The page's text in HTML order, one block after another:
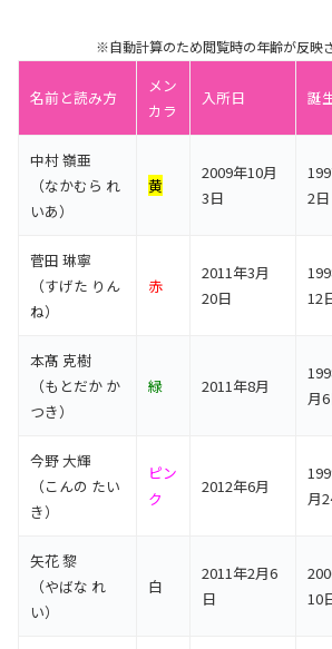
※自動計算のため閲覧時の年齢が反映
名前と読み方
メン
カラ
入所日 誕
中村 嶺亜
（なかむら れ
いあ）
黄
2009年10月
3日
2日
菅田 琳寧
（すげた りん
ね）
赤
2011年3月
20日
12
本髙 克樹
（もとだか か
つき）
緑 2011年8月
月
今野 大輝
（こんの たい
き）
ピン
ク
2012年6月
月
矢花 黎
（やばな れ
い）
白
2011年2月6
日
10